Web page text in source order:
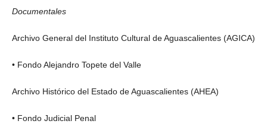
Documentales
Archivo General del Instituto Cultural de Aguascalientes (AGICA)
• Fondo Alejandro Topete del Valle
Archivo Histórico del Estado de Aguascalientes (AHEA)
• Fondo Judicial Penal